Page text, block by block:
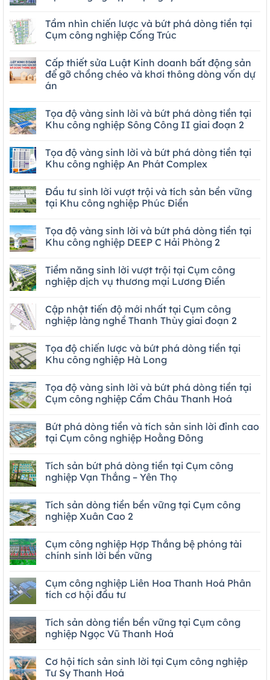
Tầm nhìn chiến lược và bứt phá dòng tiền tại
Cụm công nghiệp Cống Trúc
Cấp thiết sửa Luật Kinh doanh bất động sản
để gỡ chồng chéo và khơi thông dòng vốn dự
án
Tọa độ vàng sinh lời và bứt phá dòng tiền tại
Khu công nghiệp Sông Công II giai đoạn 2
Tọa độ vàng sinh lời và bứt phá dòng tiền tại
Khu công nghiệp An Phát Complex
Đầu tư sinh lời vượt trội và tích sản bền vững
tại Khu công nghiệp Phúc Điền
Tọa độ vàng sinh lời và bứt phá dòng tiền tại
Khu công nghiệp DEEP C Hải Phòng 2
Tiềm năng sinh lời vượt trội tại Cụm công
nghiệp dịch vụ thương mại Lương Điền
Cập nhật tiến độ mới nhất tại Cụm công
nghiệp làng nghề Thanh Thùy giai đoạn 2
Tọa độ chiến lược và bứt phá dòng tiền tại
Khu công nghiệp Hà Long
Tọa độ vàng sinh lời và bứt phá dòng tiền tại
Cụm công nghiệp Cẩm Châu Thanh Hoá
Bứt phá dòng tiền và tích sản sinh lời đỉnh cao
tại Cụm công nghiệp Hoằng Đông
Tích sản bứt phá dòng tiền tại Cụm công
nghiệp Vạn Thắng – Yên Thọ
Tích sản dòng tiền bền vững tại Cụm công
nghiệp Xuân Cao 2
Cụm công nghiệp Hợp Thắng bệ phóng tài
chính sinh lời bền vững
Cụm công nghiệp Liên Hoa Thanh Hoá Phân
tích cơ hội đầu tư
Tích sản dòng tiền bền vững tại Cụm công
nghiệp Ngọc Vũ Thanh Hoá
Cơ hội tích sản sinh lời tại Cụm công nghiệp
Tư Sy Thanh Hoá